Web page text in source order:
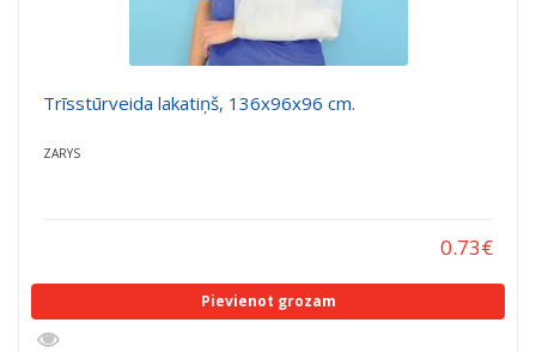
Trīsstūrveida lakatiņš, 136x96x96 cm.
ZARYS
0.73€
Pievienot grozam